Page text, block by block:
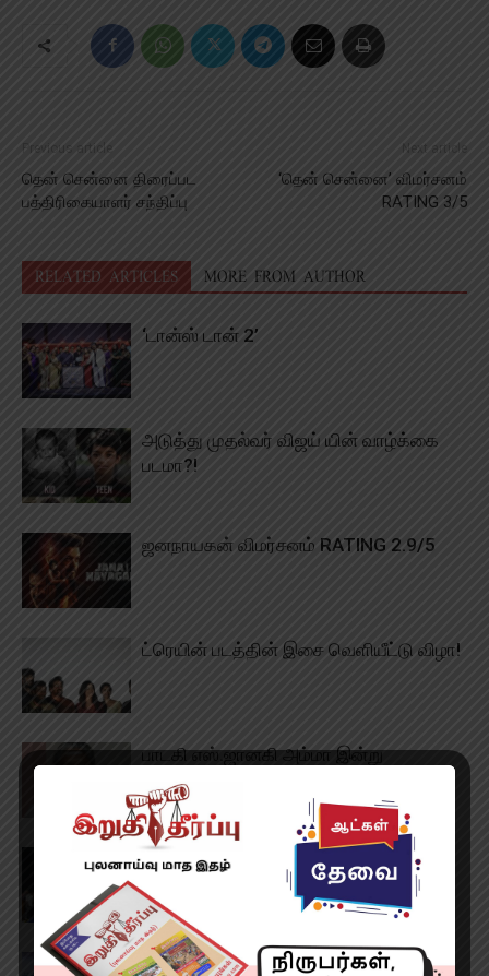
Previous article
தென் சென்னை திரைப்பட
பத்திரிகையாளர் சந்திப்பு
Next article
‘தென் சென்னை’ விமர்சனம்
RATING 3/5
RELATED ARTICLES MORE FROM AUTHOR
‘டான்ஸ் டான் 2’
அடுத்து முதல்வர் விஜய் யின் வாழ்க்கை
படமா?!
ஜனநாயகன் விமர்சனம் RATING 2.9/5
ட்ரெயின் படத்தின் இசை வெளியீட்டு விழா!
பாடகி எஸ்.ஜானகி அம்மா இன்று
காலமானார்! அவரை பற்றி பார்ப்போம்
‘அர்ஜுனன் பேர் பத்து’ திரைப்படம்
‘அருள்வான்’ படத்தின் பத்திரிகையாளர்